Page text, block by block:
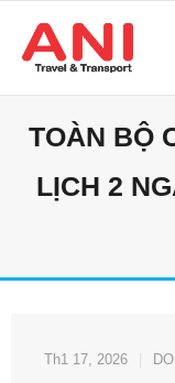
content
TOÀN BỘ
LỊCH 2
Th1 17, 2026